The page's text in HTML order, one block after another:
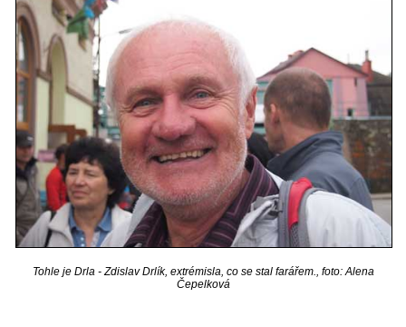
Tohle je Drla - Zdislav Drlík, extrémisla, co se stal farářem., foto: Alena
Čepelková